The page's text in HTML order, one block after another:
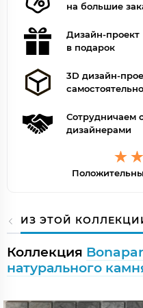
на большие
Дизайн-проект
в подарок
3D дизайн-
Сотрудничаем с
дизайнерами
ИЗ ЭТОЙ
Коллекция
натурального